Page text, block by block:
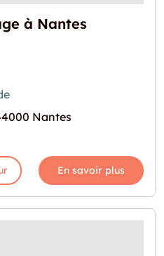
à Nantes
Nantes
En savoir plus